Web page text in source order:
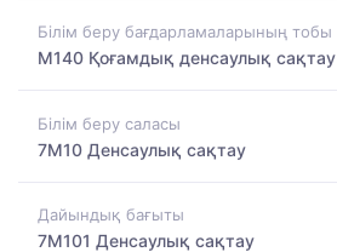
Білім беру бағдарламаларының тобы
M140 Қоғамдық денсаулық сақтау
Білім беру саласы
7M10 Денсаулық сақтау
Дайындық бағыты
7M101 Денсаулық сақтау